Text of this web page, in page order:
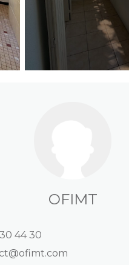
OFIMT
44 30